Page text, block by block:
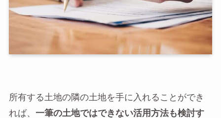
所有する土地の隣の土地を手に入れることができ
れば、 一筆の土地ではできない活用方法も検討す